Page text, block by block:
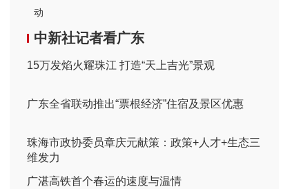
动
中新社记者看广东
15万发焰火耀珠江 打造“天上吉光”景观
广东全省联动推出“票根经济”住宿及景区优惠
珠海市政协委员章庆元献策：政策+人才+生态三
维发力
广湛高铁首个春运的速度与温情